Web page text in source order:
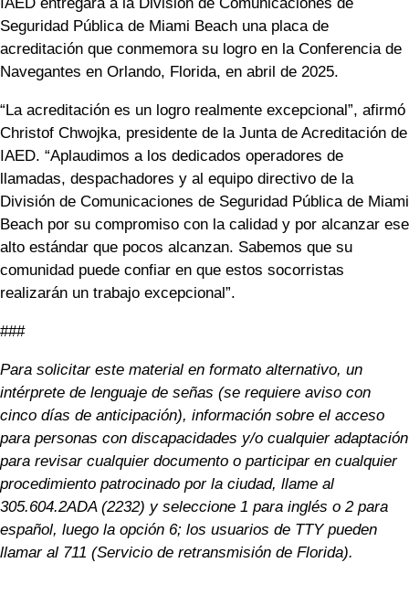
Seguridad Pública de Miami Beach una placa de
acreditación que conmemora su logro en la Conferencia de
Navegantes en Orlando, Florida, en abril de 2025.
“La acreditación es un logro realmente excepcional”, afirmó
Christof Chwojka, presidente de la Junta de Acreditación de
IAED. “Aplaudimos a los dedicados operadores de
llamadas, despachadores y al equipo directivo de la
División de Comunicaciones de Seguridad Pública de Miami
Beach por su compromiso con la calidad y por alcanzar ese
alto estándar que pocos alcanzan. Sabemos que su
comunidad puede confiar en que estos socorristas
realizarán un trabajo excepcional”.
###
Para solicitar este material en formato alternativo, un
intérprete de lenguaje de señas (se requiere aviso con
cinco días de anticipación), información sobre el acceso
para personas con discapacidades y/o cualquier adaptación
para revisar cualquier documento o participar en cualquier
procedimiento patrocinado por la ciudad, llame al
305.604.2ADA (2232) y seleccione 1 para inglés o 2 para
español, luego la opción 6; los usuarios de TTY pueden
llamar al 711 (Servicio de retransmisión de Florida).